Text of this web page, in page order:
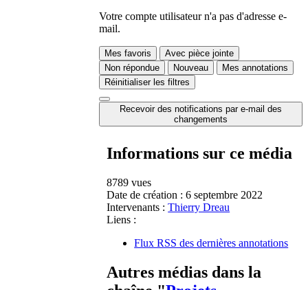
Votre compte utilisateur n'a pas d'adresse e-
mail.
Mes favoris
Avec pièce jointe
Non répondue
Nouveau
Mes annotations
Réinitialiser les filtres
Recevoir des notifications par e-mail des
changements
Informations sur ce média
8789 vues
Date de création : 6 septembre 2022
Intervenants : Thierry Dreau
Liens :
Flux RSS des dernières annotations
Autres médias dans la